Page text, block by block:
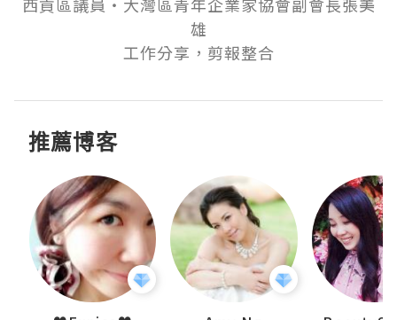
雄
工作分享，剪報整合
推薦博客